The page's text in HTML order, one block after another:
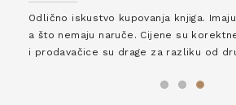
Odlično iskustvo kupovanja knjiga.
a što nemaju naruče. Cijene su
i prodavačice su drage za razliku od